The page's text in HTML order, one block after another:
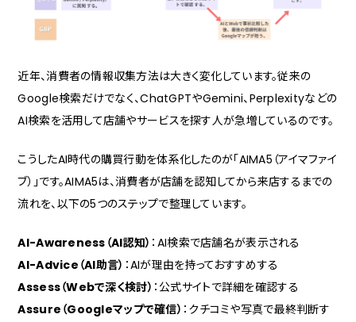
近年、消費者の情報収集方法は大きく変化しています。従来の
Google検索だけでなく、ChatGPTやGemini、Perplexityなどの
AI検索を活用して店舗やサービスを探す人が急増しているのです。
こうしたAI時代の購買行動を体系化したのが「AIMA5（アイマファイ
ブ）」です。AIMA5は、消費者が店舗を認知してから来店するまでの
流れを、以下の5つのステップで整理しています。
AI-Awareness（AI認知） ： AI検索で店舗名が表示される
AI-Advice（AI助言） ：AIが理由を持っておすすめする
Assess（Webで深く検討） ： 公式サイトで詳細を確認する
Assure（Googleマップで確信） ： クチコミや写真で最終判断す